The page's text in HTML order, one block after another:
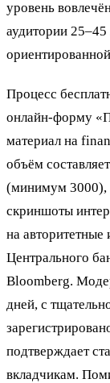
уровень
аудитории
Процесс
онлайн-форму
материал на
объём
(минимум 3000),
скриншоты
на авторитетные
Центрального
Bloomberg.
дней, с
подтверждает
вкладчикам.